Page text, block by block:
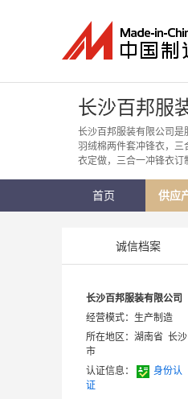
长沙百邦服
长沙百邦服装有限公司是
羽绒棉两件套冲锋衣，
衣定做，三合一冲锋衣订
首页 供应
诚信档案
长沙百邦服装有限公司
经营模式：生产制造
所在地区：湖南省 长沙
市
认证信息：
身份认
证